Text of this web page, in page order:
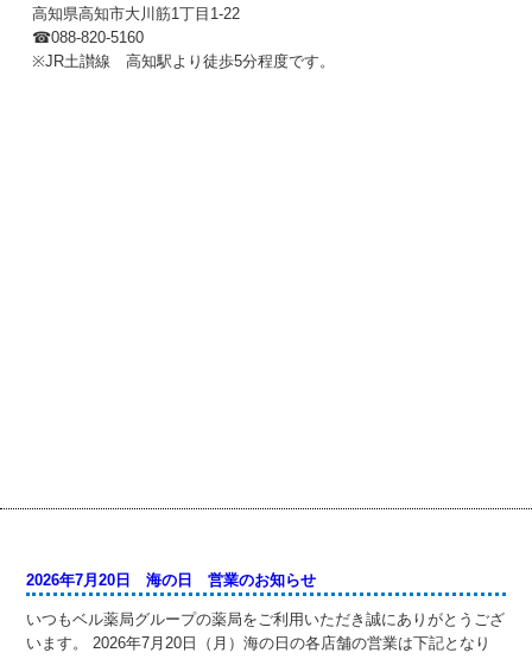
高知県高知市大川筋1丁目1-22
☎088-820-5160
※JR土讃線 高知駅より徒歩5分程度です。
2026年7月20日 海の日 営業のお知らせ
いつもベル薬局グループの薬局をご利用いただき誠にありがとうござ
います。 2026年7月20日（月）海の日の各店舗の営業は下記となり